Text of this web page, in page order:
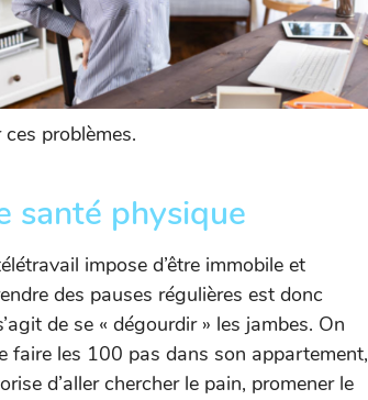
problèmes.
santé physique
impose d’être immobile et
des pauses régulières est donc
de se « dégourdir » les jambes. On
faire les 100 pas dans son appartement,
d’aller chercher le pain, promener le